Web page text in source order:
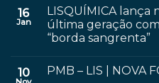
16
Jan
LISQUÍMICA lança
última geração
“borda sangrenta”
10 PMB – LIS | NOVA